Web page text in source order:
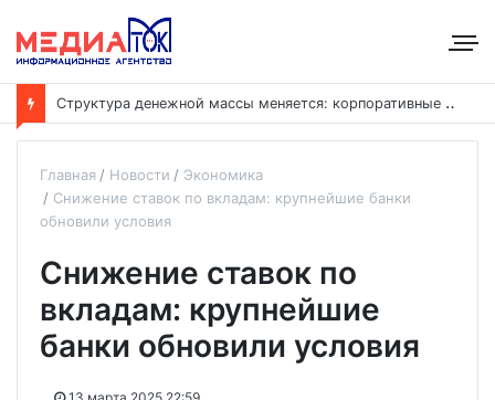
С
труктура денежной массы меняется: корпоративные депозиты обогнали вклады населения
Главная Новости
Экономика
Снижение ставок по вкладам: крупнейшие банки
обновили условия
Снижение ставок по
вкладам: крупнейшие
банки обновили условия